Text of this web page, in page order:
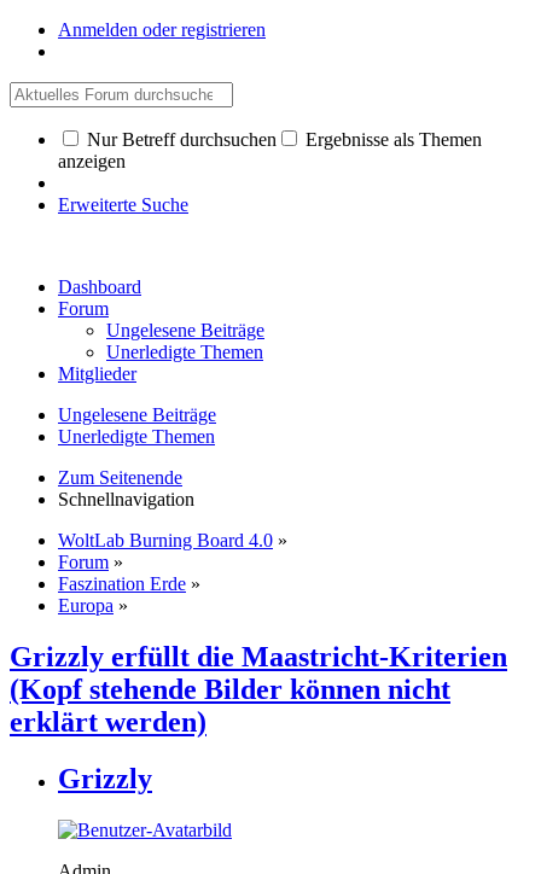
Anmelden oder registrieren
Nur Betreff durchsuchen
Ergebnisse als Themen
anzeigen
Erweiterte Suche
Dashboard
Forum
Ungelesene Beiträge
Unerledigte Themen
Mitglieder
Ungelesene Beiträge
Unerledigte Themen
Zum Seitenende
Schnellnavigation
WoltLab Burning Board 4.0 »
Forum »
Faszination Erde »
Europa »
Grizzly erfüllt die Maastricht-Kriterien
(Kopf stehende Bilder können nicht
erklärt werden)
Grizzly